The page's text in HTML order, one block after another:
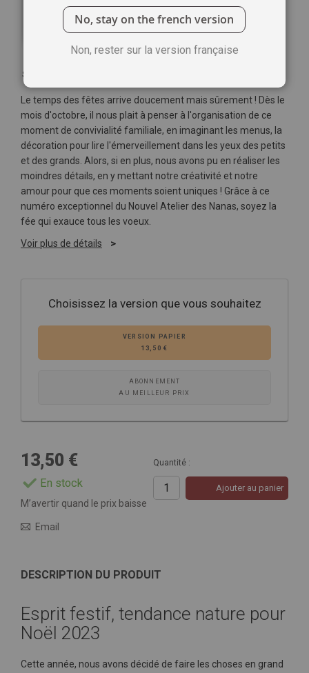
Soyez le premier à commenter ce produit
Le temps des fêtes arrive doucement mais sûrement ! Dès le
mois d'octobre, il nous plait à penser à l'organisation de ce
moment de convivialité familiale, en imaginant les menus, la
décoration pour lire l'émerveillement dans les yeux des petits
et des grands. Alors, si en plus, nous avons pu en réaliser les
moindres détails, en y mettant notre créativité et notre
amour pour que ces moments soient uniques ! Grâce à ce
numéro exceptionnel du Nouvel Atelier des Nanas, soyez la
fée qui exauce tous les voeux.
Voir plus de détails
Choisissez la version que vous souhaitez
VERSION PAPIER
13,50 €
ABONNEMENT
AU MEILLEUR PRIX
13,50 €
En stock
Quantité :
Ajouter au panier
M’avertir quand le prix baisse
Email
DESCRIPTION DU PRODUIT
Esprit festif, tendance nature pour
Noël 2023
Cette année, nous avons décidé de faire les choses en grand
No, stay on the french version
Non, rester sur la version française